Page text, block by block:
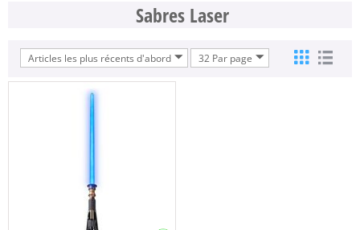
Sabres Laser
Articles les plus récents d'abord 32 Par page